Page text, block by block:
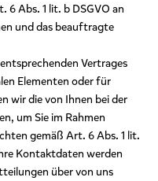
6 Abs. 1 lit. b DSGVO an
und das beauftragte
Vertrages
Elementen oder für
wir die von Ihnen bei der
um Sie im Rahmen
gemäß Art. 6 Abs. 1 lit.
Kontaktdaten werden
über von uns